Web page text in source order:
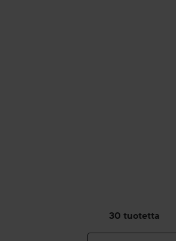
30 tuotetta